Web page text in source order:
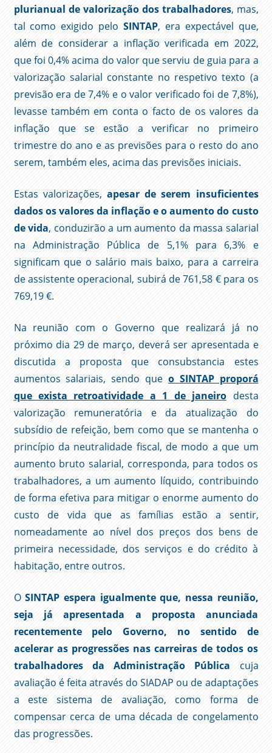
plurianual de valorização dos trabalhadores, mas,
tal como exigido pelo SINTAP, era expectável que,
além de considerar a inflação verificada em 2022,
que foi 0,4% acima do valor que serviu de guia para a
valorização salarial constante no respetivo texto (a
previsão era de 7,4% e o valor verificado foi de 7,8%),
levasse também em conta o facto de os valores da
inflação que se estão a verificar no primeiro
trimestre do ano e as previsões para o resto do ano
serem, também eles, acima das previsões iniciais.
Estas valorizações, apesar de serem insuficientes
dados os valores da inflação e o aumento do custo
de vida, conduzirão a um aumento da massa salarial
na Administração Pública de 5,1% para 6,3% e
significam que o salário mais baixo, para a carreira
de assistente operacional, subirá de 761,58 € para os
769,19 €.
Na reunião com o Governo que realizará já no
próximo dia 29 de março, deverá ser apresentada e
discutida a proposta que consubstancia estes
aumentos salariais, sendo que o SINTAP proporá
que exista retroatividade a 1 de janeiro desta
valorização remuneratória e da atualização do
subsídio de refeição, bem como que se mantenha o
princípio da neutralidade fiscal, de modo a que um
aumento bruto salarial, corresponda, para todos os
trabalhadores, a um aumento líquido, contribuindo
de forma efetiva para mitigar o enorme aumento do
custo de vida que as famílias estão a sentir,
nomeadamente ao nível dos preços dos bens de
primeira necessidade, dos serviços e do crédito à
habitação, entre outros.
OSINTAP espera igualmente que, nessa reunião,
seja já apresentada a proposta anunciada
recentemente pelo Governo, no sentido de
acelerar as progressões nas carreiras de todos os
trabalhadores da Administração Pública cuja
avaliação é feita através do SIADAP ou de adaptações
a este sistema de avaliação, como forma de
compensar cerca de uma década de congelamento
das progressões.